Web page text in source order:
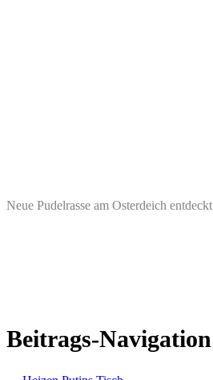
Neue Pudelrasse am Osterdeich entdeckt
Beitrags-Navigation